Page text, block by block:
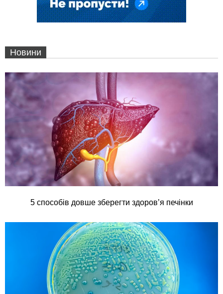
Новини
5 способів довше зберегти здоров’я печінки